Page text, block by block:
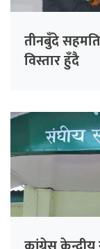
तीनबुँदे
विस्तार हुँदै